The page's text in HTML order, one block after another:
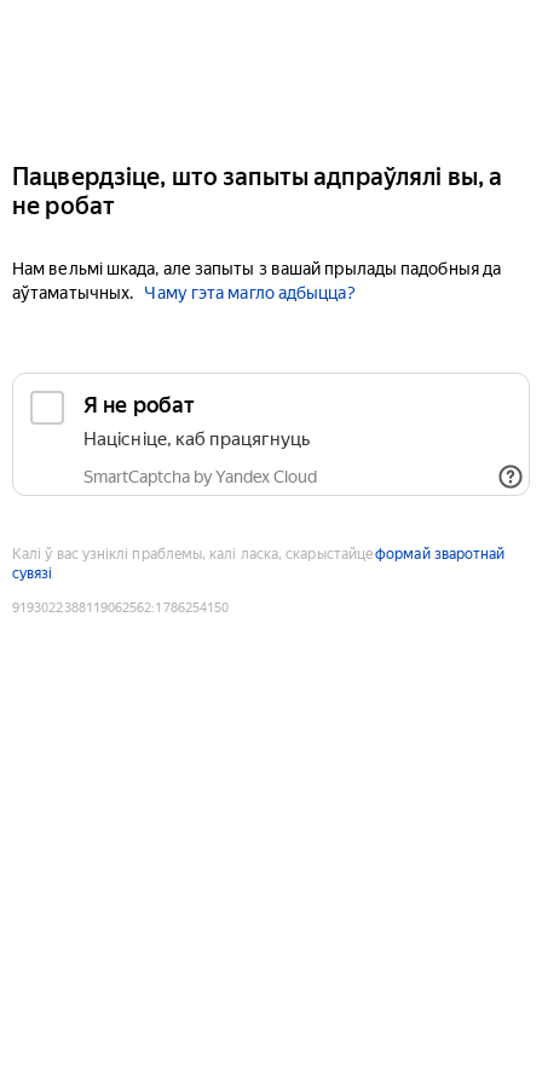
Пацвердзіце, што запыты адпраўлялі вы, а
не робат
Нам вельмі шкада, але запыты з вашай прылады падобныя да
аўтаматычных.
Чаму гэта магло адбыцца?
Я не робат
Націсніце, каб працягнуць
SmartCaptcha by Yandex Cloud
Калі ў вас узніклі праблемы, калі ласка, скарыстайцеформай зваротнай
сувязі
9193022388119062562:1786254150